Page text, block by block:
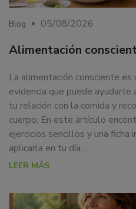
Blog 05/08/2026
Alimentación
La alimentación consciente es
evidencia que puede ayudarte
tu relación con la comida y
cuerpo. En este artículo
ejercicios sencillos y una ficha
aplicarla en tu día…
LEER MÁS